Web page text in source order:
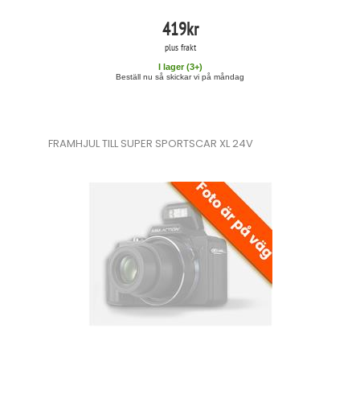
419kr
plus frakt
I lager (3+)
Beställ nu så skickar vi på måndag
FRAMHJUL TILL SUPER SPORTSCAR XL 24V